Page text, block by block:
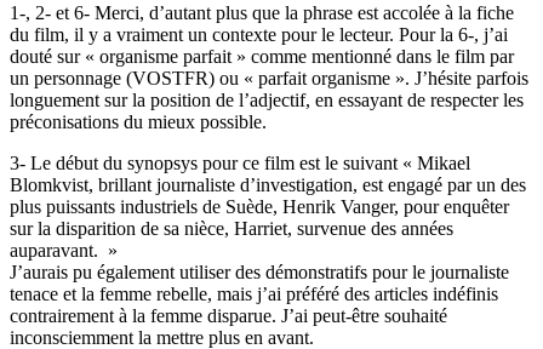
1-, 2- et 6- Merci, d’autant plus que la phrase est accolée à la fiche
du film, il y a vraiment un contexte pour le lecteur. Pour la 6-, j’ai
douté sur « organisme parfait » comme mentionné dans le film par
un personnage (VOSTFR) ou « parfait organisme ». J’hésite parfois
longuement sur la position de l’adjectif, en essayant de respecter les
préconisations du mieux possible.
3- Le début du synopsys pour ce film est le suivant « Mikael
Blomkvist, brillant journaliste d’investigation, est engagé par un des
plus puissants industriels de Suède, Henrik Vanger, pour enquêter
sur la disparition de sa nièce, Harriet, survenue des années
auparavant. »
J’aurais pu également utiliser des démonstratifs pour le journaliste
tenace et la femme rebelle, mais j’ai préféré des articles indéfinis
contrairement à la femme disparue. J’ai peut-être souhaité
inconsciemment la mettre plus en avant.